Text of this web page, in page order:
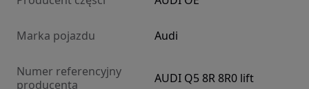
Marka pojazdu Audi
Numer referencyjny
producenta
AUDI Q5 8R 8R0 lift